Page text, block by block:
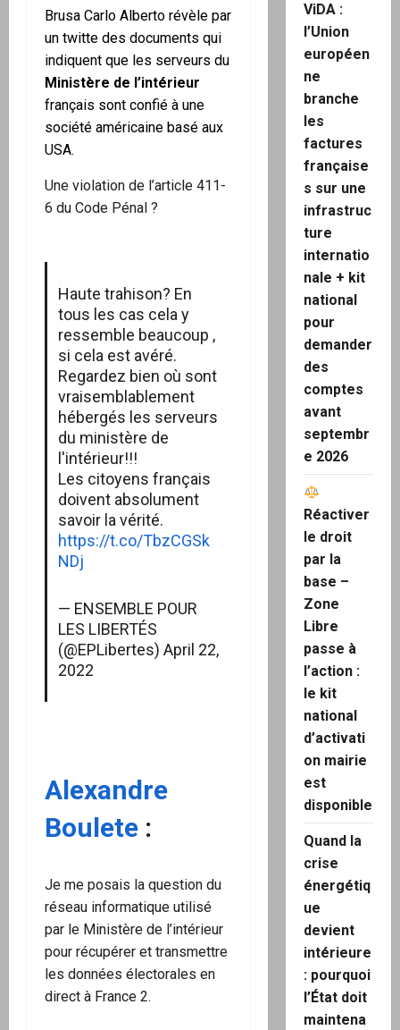
Brusa Carlo Alberto révèle par
un twitte des documents qui
indiquent que les serveurs du
Ministère de l’intérieur
français sont confié à une
société américaine basé aux
USA.
Une violation de l’article 411-
6 du Code Pénal ?
Haute trahison? En
tous les cas cela y
ressemble beaucoup ,
si cela est avéré.
Regardez bien où sont
vraisemblablement
hébergés les serveurs
du ministère de
l'intérieur!!!
Les citoyens français
doivent absolument
savoir la vérité.
https://t.co/TbzCGSk
NDj
— ENSEMBLE POUR
LES LIBERTÉS
(@EPLibertes) April 22,
2022
Alexandre
Boulete :
Je me posais la question du
réseau informatique utilisé
par le Ministère de l’intérieur
pour récupérer et transmettre
les données électorales en
direct à France 2.
ViDA :
l’Union
européen
ne
branche
les
factures
française
s sur une
infrastruc
ture
internatio
nale + kit
national
pour
demander
des
comptes
avant
septembr
e 2026
Réactiver
le droit
par la
base –
Zone
Libre
passe à
l’action :
le kit
national
d’activati
on mairie
est
disponible
Quand la
crise
énergétiq
ue
devient
intérieure
: pourquoi
l’État doit
maintena